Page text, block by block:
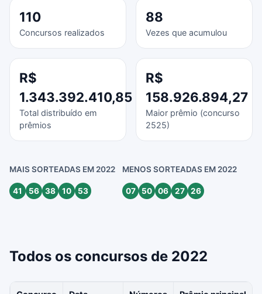
110
Concursos realizados
88
Vezes que acumulou
R$
1.343.392.410,85
Total distribuído em
prêmios
R$
158.926.894,27
Maior prêmio (concurso
2525)
MAIS SORTEADAS EM 2022
41 56 38 10 53
MENOS SORTEADAS EM 2022
07 50 06 27 26
Todos os concursos de 2022